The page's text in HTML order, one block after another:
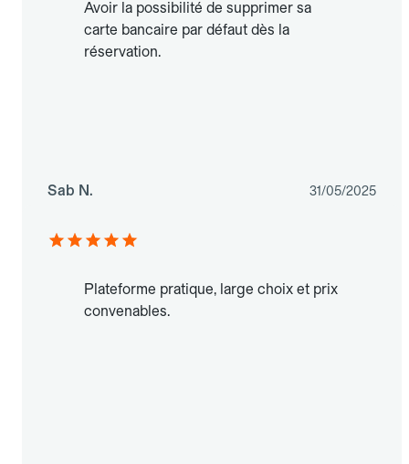
Avoir la possibilité de supprimer sa
carte bancaire par défaut dès la
réservation.
Sab N. 31/05/2025
Plateforme pratique, large choix et prix
convenables.